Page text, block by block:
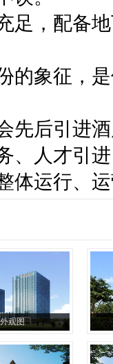
，配备地
象征，是
后引进酒
、人才引
体运行、
外观图